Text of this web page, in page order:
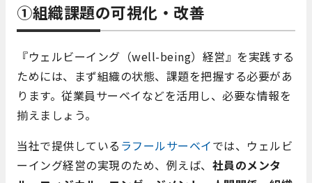
①組織課題の可視化・改善
『ウェルビーイング（well-being）経営』を実践する
ためには、まず組織の状態、課題を把握する必要があ
ります。従業員サーベイなどを活用し、必要な情報を
揃えましょう。
当社で提供している ラフールサーベイでは、ウェルビ
ーイング経営の実現のため、例えば、 社員のメンタ